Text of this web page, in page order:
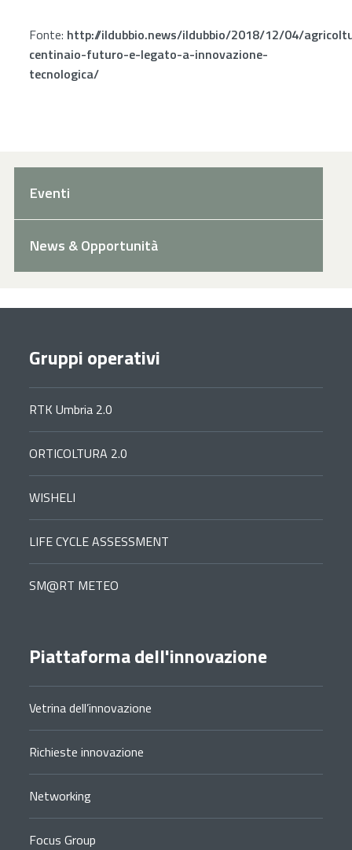
Fonte: http://ildubbio.news/ildubbio/2018/12/04/
centinaio-futuro-e-legato-a-innovazione-
tecnologica/
Eventi
News & Opportunità
Gruppi operativi
RTK Umbria 2.0
ORTICOLTURA 2.0
WISHELI
LIFE CYCLE ASSESSMENT
SM@RT METEO
Piattaforma dell'innovazione
Vetrina dell’innovazione
Richieste innovazione
Networking
Focus Group